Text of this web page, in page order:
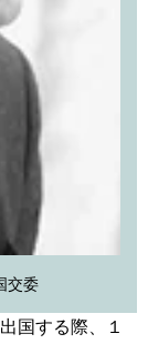
交委
国する際、１